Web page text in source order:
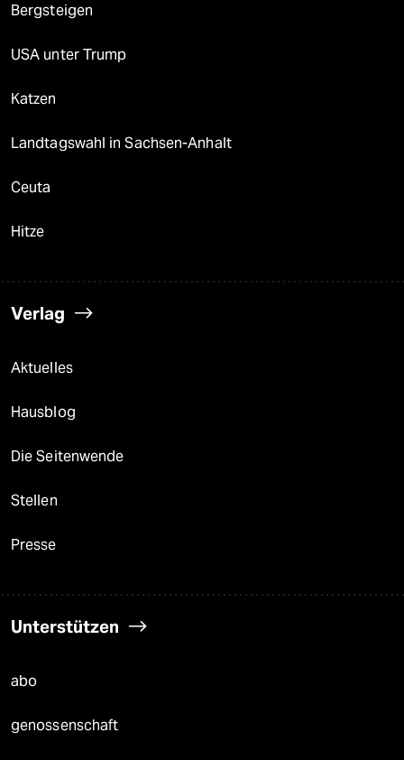
Bergsteigen
USA unter Trump
Katzen
Landtagswahl in Sachsen-Anhalt
Ceuta
Hitze
Verlag
Aktuelles
Hausblog
Die Seitenwende
Stellen
Presse
Unterstützen
abo
genossenschaft